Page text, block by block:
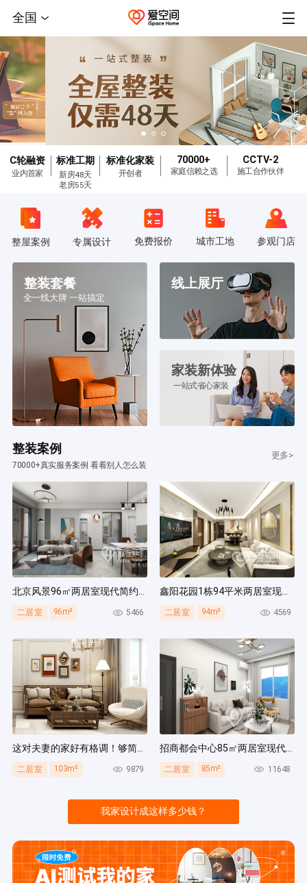
全国
C轮融资
业内首家
标准工期
新房48天
老房55天
标准化家装
开创者
70000+
家庭信赖之选
CCTV-2
施工合作伙伴
整屋案例 专属设计 免费报价 城市工地 参观门店
整装套餐
全一线大牌 一站搞定
线上展厅
家装新体验
一站式省心家装
整装案例
70000+真实服务案例 看看别人怎么装
更多>
北京风景96㎡两居室现代简约风装修案例
二居室 96m² 5466
鑫阳花园1栋94平米两居室现代简约风装修案例
二居室 94m² 4569
这对夫妻的家好有格调！够简洁还复古，好打扫卫生太贴心~
二居室 103m² 9879
招商都会中心85㎡两居室现代简约风装修案例
二居室 85m² 11648
我家设计成这样多少钱？